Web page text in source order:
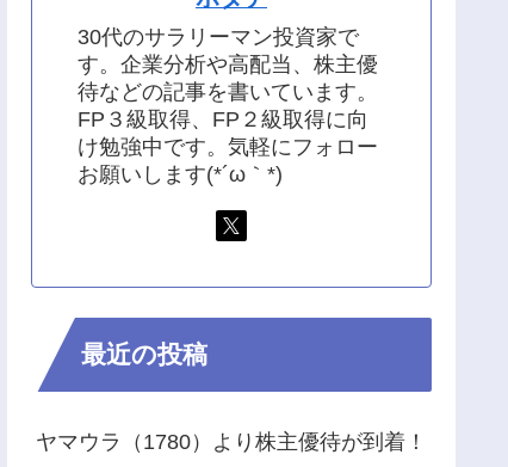
30代のサラリーマン投資家で
す。企業分析や高配当、株主優
待などの記事を書いています。
FP３級取得、FP２級取得に向
け勉強中です。気軽にフォロー
お願いします(*´ω｀*)
最近の投稿
ヤマウラ（1780）より株主優待が到着！